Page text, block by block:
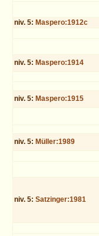
niv. 5: Maspero:1912c
niv. 5: Maspero:1914
niv. 5: Maspero:1915
niv. 5: Müller:1989
niv. 5:Satzinger:1981